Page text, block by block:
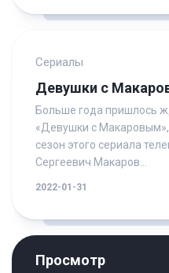
Сериалы
Девушки с
Больше года пришлось
«Девушки с
сезон этого сериала
Сергеевич Макаров...
2022-01-31
Просмотр